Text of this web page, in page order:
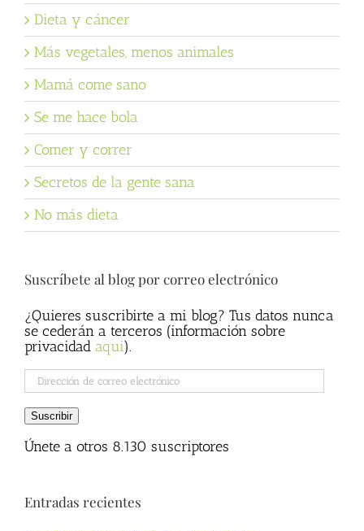
Dieta y cáncer
Más vegetales, menos animales
Mamá come sano
Se me hace bola
Comer y correr
Secretos de la gente sana
No más dieta
Suscríbete al blog por correo electrónico
¿Quieres suscribirte a mi blog? Tus datos nunca
se cederán a terceros (información sobre
privacidad aqui).
Dirección
de
correo
electrónico
Suscribir
Únete a otros 8.130 suscriptores
Entradas recientes